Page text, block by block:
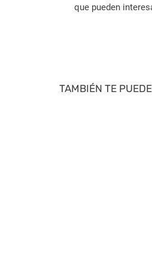
que pueden
TAMBIÉN TE